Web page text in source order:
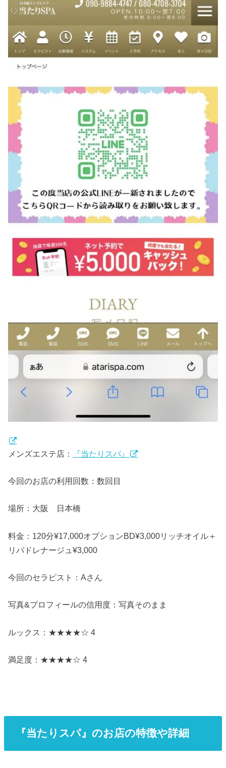
メンズエステ店： 『当たりスパ』
今回のお店の利用回数：数回目
場所：大阪 日本橋
料金：120分¥17,000オプションBD¥3,000リッチオイル＋
リパドレナージュ¥3,000
今回のセラピスト：Aさん
写真&プロフィールの信用度：写真そのまま
ルックス：★★★★☆ 4
満足度：★★★★☆ 4
『当たりスパ』のお店の特徴や詳細